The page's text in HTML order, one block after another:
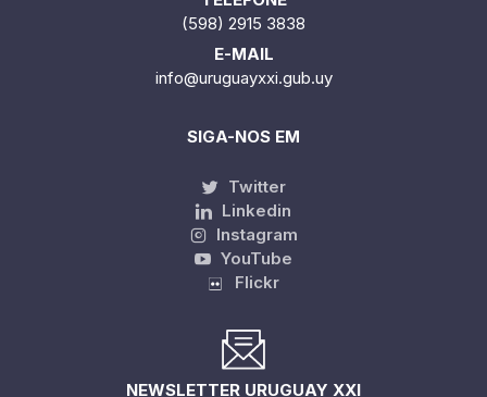
(598) 2915 3838
E-MAIL
info@uruguayxxi.gub.uy
SIGA-NOS EM
Twitter
Linkedin
Instagram
YouTube
Flickr
NEWSLETTER URUGUAY XXI